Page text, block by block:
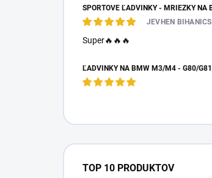
JEVHEN BIHANICS
Super🔥🔥🔥
TOP 10 PRODUKTOV